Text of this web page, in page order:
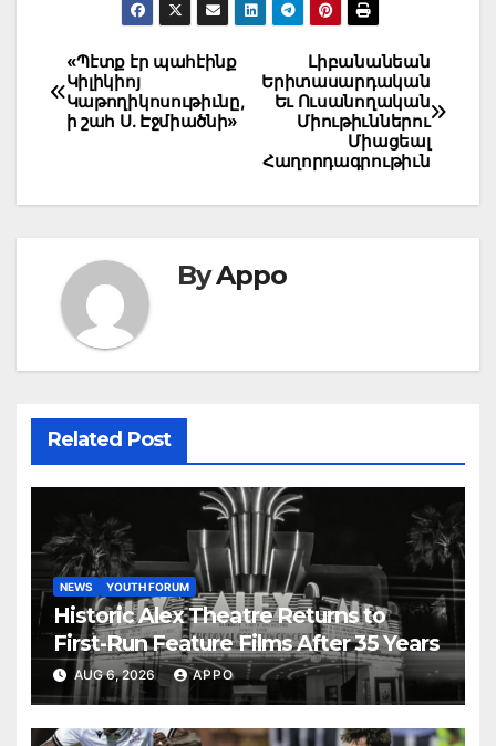
Post
navigation
Լիբանանեան
Երիտասարդական
Եւ Ուսանողական
Միութիւններու
Միացեալ
Հաղորդագրութիւն
«Պէտք էր պահէինք
Կիլիկիոյ
Կաթողիկոսութիւնը,
ի շահ Ս. Էջմիածնի»
ByAppo
Related Post
NEWS YOUTH FORUM
Historic Alex Theatre Returns to
First-Run Feature Films After 35 Years
AUG 6, 2026 APPO